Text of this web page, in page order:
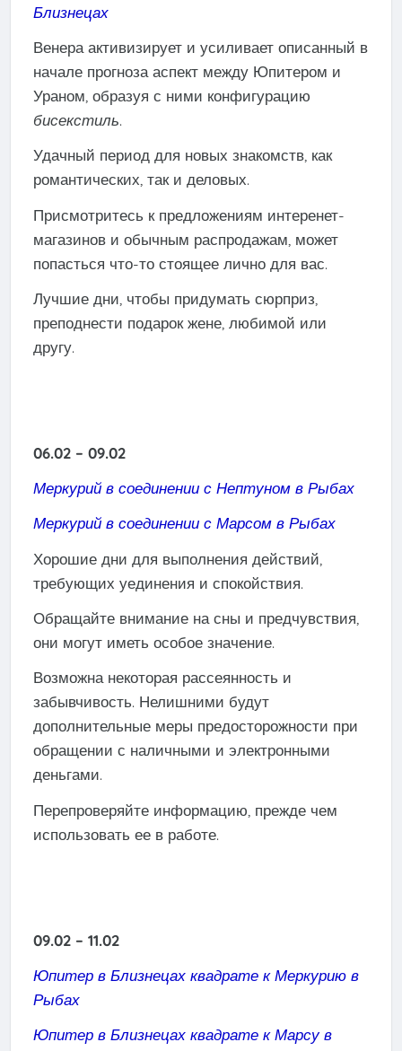
Близнецах
Венера активизирует и усиливает описанный в
начале прогноза аспект между Юпитером и
Ураном, образуя с ними конфигурацию
бисекстиль.
Удачный период для новых знакомств, как
романтических, так и деловых.
Присмотритесь к предложениям интеренет-
магазинов и обычным распродажам, может
попасться что-то стоящее лично для вас.
Лучшие дни, чтобы придумать сюрприз,
преподнести подарок жене, любимой или
другу.
06.02 – 09.02
Меркурий в соединении с Нептуном в Рыбах
Меркурий в соединении с Марсом в Рыбах
Хорошие дни для выполнения действий,
требующих уединения и спокойствия.
Обращайте внимание на сны и предчувствия,
они могут иметь особое значение.
Возможна некоторая рассеянность и
забывчивость. Нелишними будут
дополнительные меры предосторожности при
обращении с наличными и электронными
деньгами.
Перепроверяйте информацию, прежде чем
использовать ее в работе.
09.02 – 11.02
Юпитер в Близнецах квадрате к Меркурию в
Рыбах
Юпитер в Близнецах квадрате к Марсу в